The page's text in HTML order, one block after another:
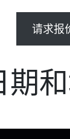
请求报
期